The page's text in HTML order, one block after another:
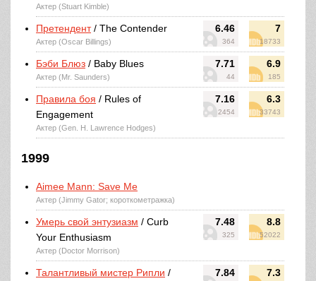
Актер (Stuart Kimble)
6.46
364
7
18733
Претендент/ The Contender
Актер (Oscar Billings)
7.71
44
6.9
185
Бэби Блюз / Baby Blues
Актер (Mr. Saunders)
7.16
2454
6.3
33743
Правила боя / Rules of
Engagement
Актер (Gen. H. Lawrence Hodges)
1999
Aimee Mann: Save Me
Актер (Jimmy Gator; короткометражка)
7.48
325
8.8
52022
Умерь свой энтузиазм / Curb
Your Enthusiasm
Актер (Doctor Morrison)
7.84 7.3
Талантливый мистер Рипли /